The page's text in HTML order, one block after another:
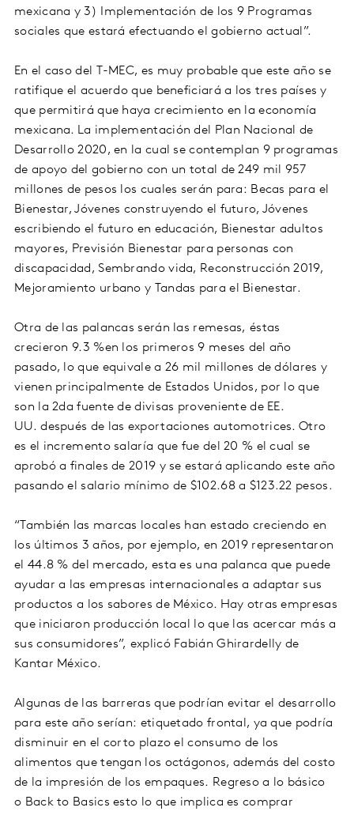
mexicana y 3) Implementación de los 9 Programas
sociales que estará efectuando el gobierno actual”.
En el caso del T-MEC, es muy probable que este año se
ratifique el acuerdo que beneficiará a los tres países y
que permitirá que haya crecimiento en la economía
mexicana. La implementación del Plan Nacional de
Desarrollo 2020, en la cual se contemplan 9 programas
de apoyo del gobierno con un total de 249 mil 957
millones de pesos los cuales serán para: Becas para el
Bienestar, Jóvenes construyendo el futuro, Jóvenes
escribiendo el futuro en educación, Bienestar adultos
mayores, Previsión Bienestar para personas con
discapacidad, Sembrando vida, Reconstrucción 2019,
Mejoramiento urbano y Tandas para el Bienestar.
Otra de las palancas serán las remesas, éstas
crecieron 9.3 %en los primeros 9 meses del año
pasado, lo que equivale a 26 mil millones de dólares y
vienen principalmente de Estados Unidos, por lo que
son la 2da fuente de divisas proveniente de EE.
UU. después de las exportaciones automotrices. Otro
es el incremento salaría que fue del 20 % el cual se
aprobó a finales de 2019 y se estará aplicando este año
pasando el salario mínimo de $102.68 a $123.22 pesos.
“También las marcas locales han estado creciendo en
los últimos 3 años, por ejemplo, en 2019 representaron
el 44.8 % del mercado, esta es una palanca que puede
ayudar a las empresas internacionales a adaptar sus
productos a los sabores de México. Hay otras empresas
que iniciaron producción local lo que las acercar más a
sus consumidores”, explicó Fabián Ghirardelly de
Kantar México.
Algunas de las barreras que podrían evitar el desarrollo
para este año serían: etiquetado frontal, ya que podría
disminuir en el corto plazo el consumo de los
alimentos que tengan los octágonos, además del costo
de la impresión de los empaques. Regreso a lo básico
o Back to Basics esto lo que implica es comprar